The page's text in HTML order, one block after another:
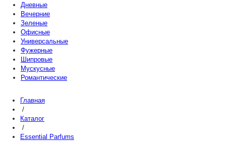
Дневные
Вечерние
Зеленые
Офисные
Универсальные
Фужерные
Шипровые
Мускусные
Романтические
Главная
/
Каталог
/
Essential Parfums